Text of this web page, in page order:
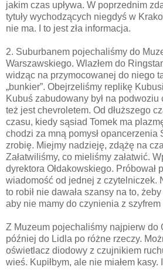
jakim czas upływa. W poprzednim
tytuły wychodzących niegdyś w
nie ma. I to jest zła informacja.
2. Suburbanem pojechaliśmy do
Warszawskiego. Wlazłem do
widząc na przymocowanej do niego
„bunkier”. Obejrzeliśmy replikę
Kubuś zabudowany był na
też jest chevroletem. Od dłuższego
czasu, kiedy sąsiad Tomek ma
chodzi za mną pomysł opancerzenia
zrobię. Miejmy nadzieję, zdążę na
Załatwiliśmy, co mieliśmy załatwić.
dyrektora Ołdakowskiego. Próbował
wiadomość od jednej z czytelniczek.
to robił nie dawała szansy na to,
aby nie mamy do czynienia z szyfrem
Z Muzeum pojechaliśmy najpierw do
później do Lidla po różne rzeczy.
oświetlacz diodowy z czujnikiem
wieś. Kupiłbym, ale nie miałem kasy.